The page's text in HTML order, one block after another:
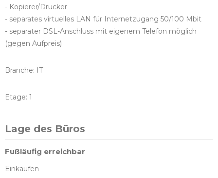
- Kopierer/Drucker
- separates virtuelles LAN für Internetzugang 50/100 Mbit
- separater DSL-Anschluss mit eigenem Telefon möglich
(gegen Aufpreis)
Branche: IT
Etage: 1
Lage des Büros
Fußläufig erreichbar
Einkaufen